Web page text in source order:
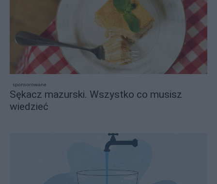
sponsorowane
Sękacz mazurski. Wszystko co musisz
wiedzieć